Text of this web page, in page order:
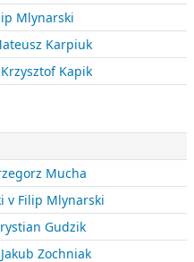
Mlynarski
Karpiuk
Kapik
Mucha
v Filip Mlynarski
Gudzik
Zochniak